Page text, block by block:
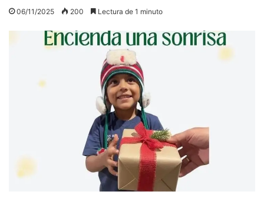
06/11/2025 200 Lectura de 1 minuto